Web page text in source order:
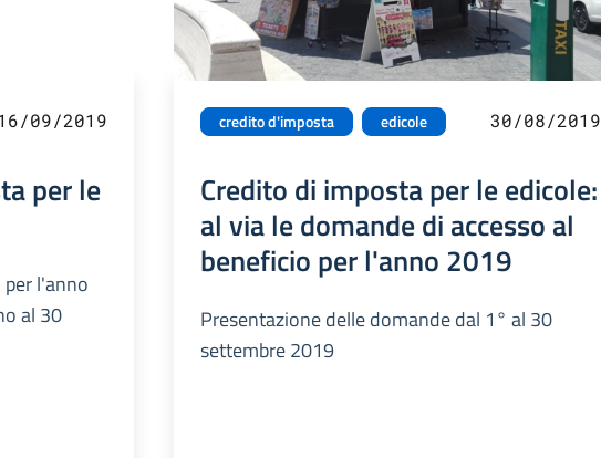
09/2019
per le
l'anno
al 30
credito d'imposta edicole 30/08/2019
Credito di imposta per le edicole:
al via le domande di accesso al
beneficio per l'anno 2019
Presentazione delle domande dal 1° al 30
settembre 2019